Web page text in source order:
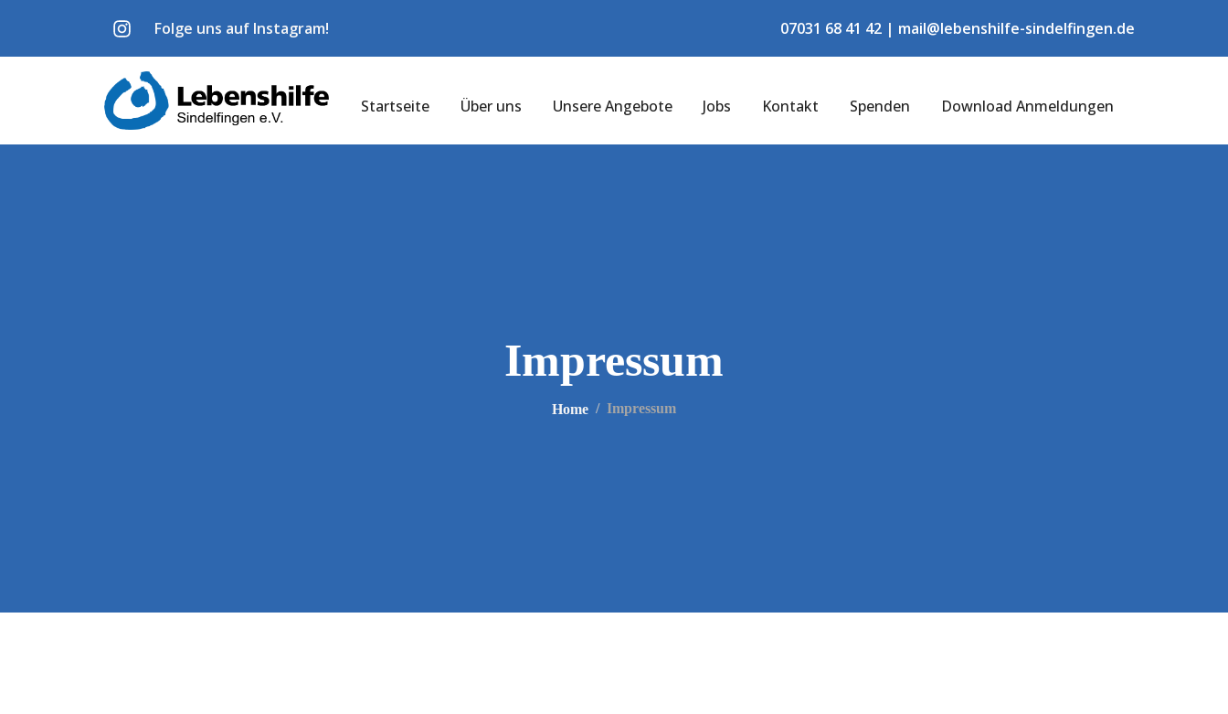
Folge uns auf Instagram! 07031 68 41 42 | mail@lebenshilfe-sindelfingen.de
Startseite Über uns Unsere Angebote Jobs Kontakt Spenden Download Anmeldungen
Impressum
Home Impressum